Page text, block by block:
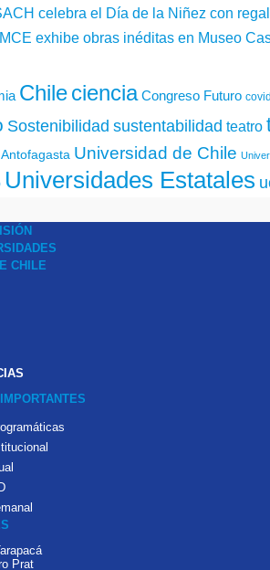
celebra el Día de la Niñez con
exhibe obras inéditas en Museo
Chileciencia Congreso Futuro
Sostenibilidad sustentabilidad teatro
Universidad de Chile
Universidades Estatales
CHILE
Prat